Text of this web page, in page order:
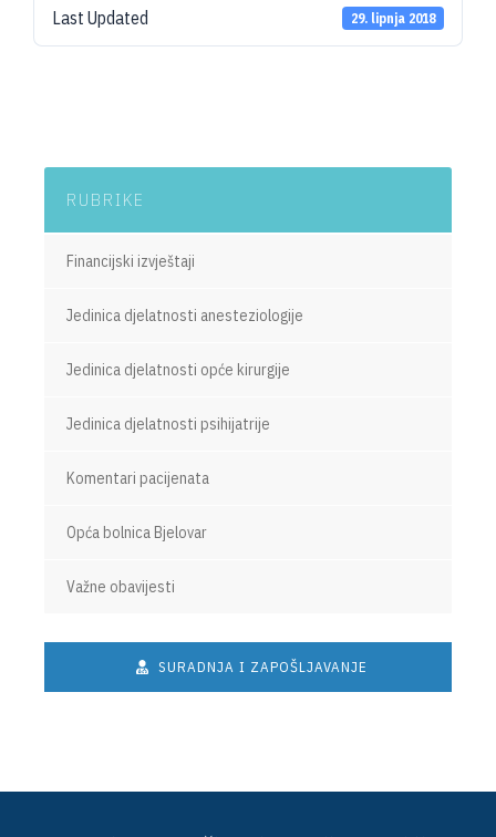
Last Updated 29. lipnja 2018
RUBRIKE
Financijski izvještaji
Jedinica djelatnosti anesteziologije
Jedinica djelatnosti opće kirurgije
Jedinica djelatnosti psihijatrije
Komentari pacijenata
Opća bolnica Bjelovar
Važne obavijesti
SURADNJA I ZAPOŠLJAVANJE